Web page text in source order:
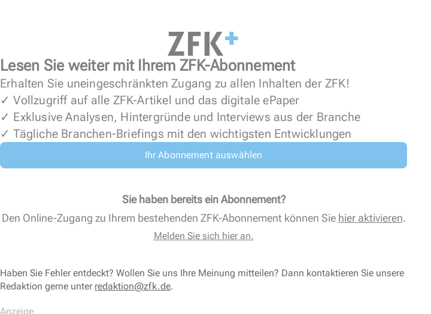
Lesen Sie weiter mit Ihrem ZFK-Abonnement
Erhalten Sie uneingeschränkten Zugang zu allen Inhalten der ZFK!
✓ Vollzugriff auf alle ZFK-Artikel und das digitale ePaper
✓ Exklusive Analysen, Hintergründe und Interviews aus der Branche
✓ Tägliche Branchen-Briefings mit den wichtigsten Entwicklungen
Ihr Abonnement auswählen
Sie haben bereits ein Abonnement?
Den Online-Zugang zu Ihrem bestehenden ZFK-Abonnement können Sie hier aktivieren.
Melden Sie sich hier an.
Haben Sie Fehler entdeckt? Wollen Sie uns Ihre Meinung mitteilen? Dann kontaktieren Sie unsere
Redaktion gerne unter redaktion@zfk.de.